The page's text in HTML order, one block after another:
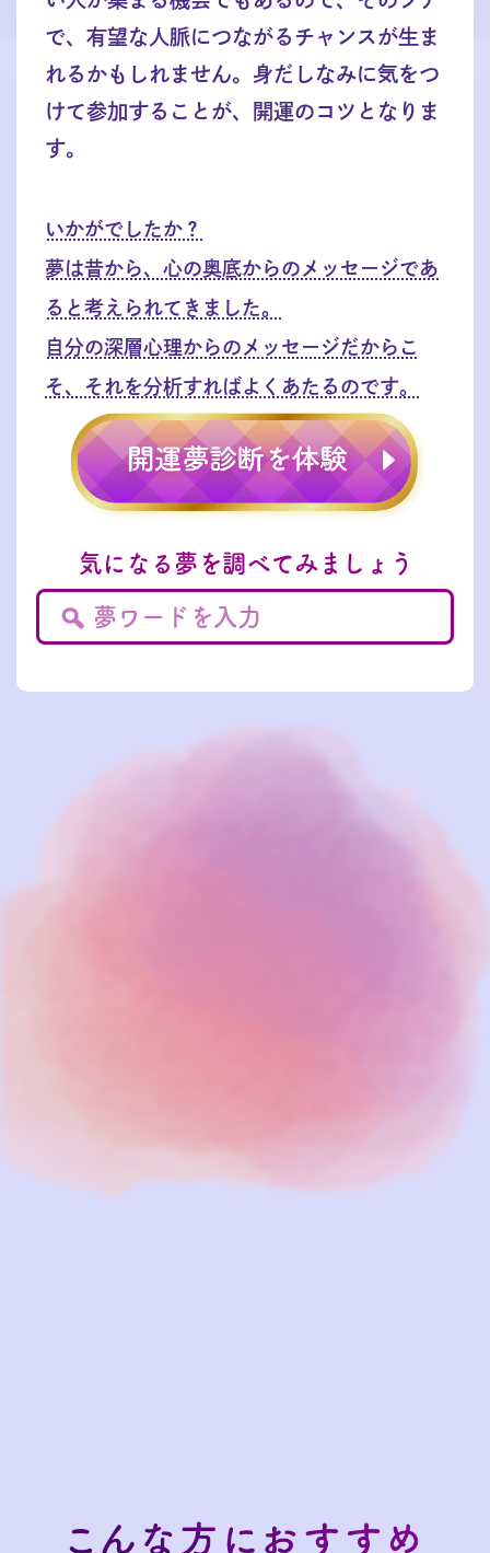
で、有望な人脈につながるチャンスが生ま
れるかもしれません。身だしなみに気をつ
けて参加することが、開運のコツとなりま
す。
いかがでしたか？
夢は昔から、心の奥底からのメッセージであ
ると考えられてきました。
自分の深層心理からのメッセージだからこ
そ、それを分析すればよくあたるのです。
気になる夢を調べてみましょう